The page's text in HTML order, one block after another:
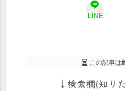
LINE
この記事は
↓検索欄(知り